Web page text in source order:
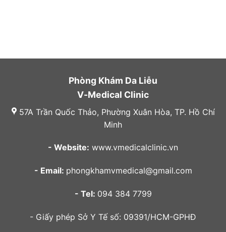
Phòng Khám Da Liễu
V-Medical Clinic
57A Trần Quốc Thảo, Phường Xuân Hòa, TP. Hồ Chí
Minh
- Website: www.vmedicalclinic.vn
- Email: phongkhamvmedical@gmail.com
- Tel: 094 384 7799
- Giấy phép Sở Y Tế số: 09391/HCM-GPHĐ